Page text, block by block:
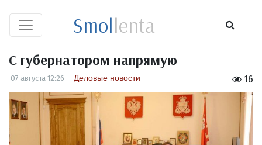
Smollenta
С губернатором напрямую
16
07 августа 12:26 Деловые новости